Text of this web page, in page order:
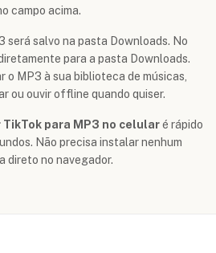
campo acima.
será salvo na pasta Downloads. No
para a pasta Downloads.
o MP3 à sua biblioteca de músicas,
ou ouvir offline quando quiser.
para MP3 no celularé rápido
Não precisa instalar nenhum
direto no navegador.